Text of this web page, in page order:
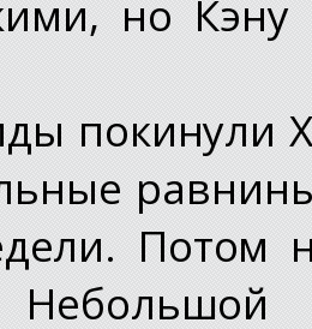
но
покинули
Потом